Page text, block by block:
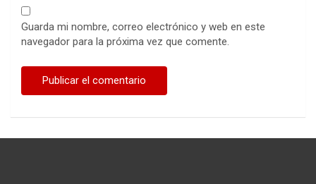
Guarda mi nombre, correo electrónico y web en este
navegador para la próxima vez que comente.